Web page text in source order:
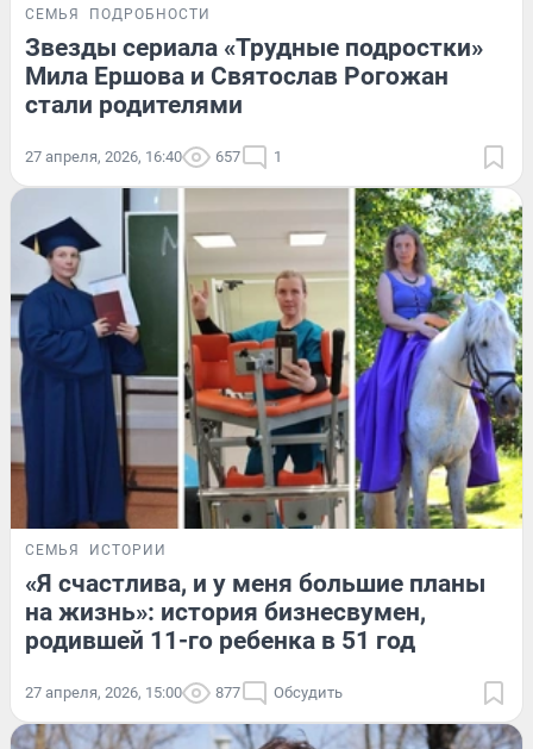
СЕМЬЯ ПОДРОБНОСТИ
Звезды сериала «Трудные подростки»
Мила Ершова и Святослав Рогожан
стали родителями
27 апреля, 2026, 16:40 657 1
СЕМЬЯ ИСТОРИИ
«Я счастлива, и у меня большие планы
на жизнь»: история бизнесвумен,
родившей 11-го ребенка в 51 год
27 апреля, 2026, 15:00 877 Обсудить